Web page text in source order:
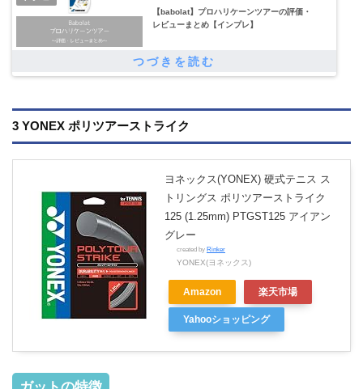
【babolat】プロハリケーンツアーの評価・
レビューまとめ【インプレ】
3 YONEX ポリツアーストライク
ヨネックス(YONEX) 硬式テニス ス
トリングス ポリツアーストライク
125 (1.25mm) PTGST125 アイアン
グレー
created by Rinker
YONEX(ヨネックス)
Amazon 楽天市場
Yahooショッピング